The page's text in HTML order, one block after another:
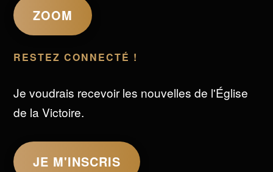
ZOOM
RESTEZ CONNECTÉ !
Je voudrais recevoir les nouvelles de l'Église
de la Victoire.
JE M'INSCRIS